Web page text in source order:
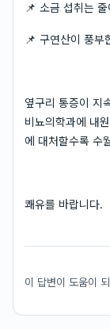
📌 소금 섭취는
📌 구연산이 풍부
옆구리 통증이 지
비뇨의학과에 내
에 대처할수록 수
쾌유를 바랍니다.
이 답변이 도움이